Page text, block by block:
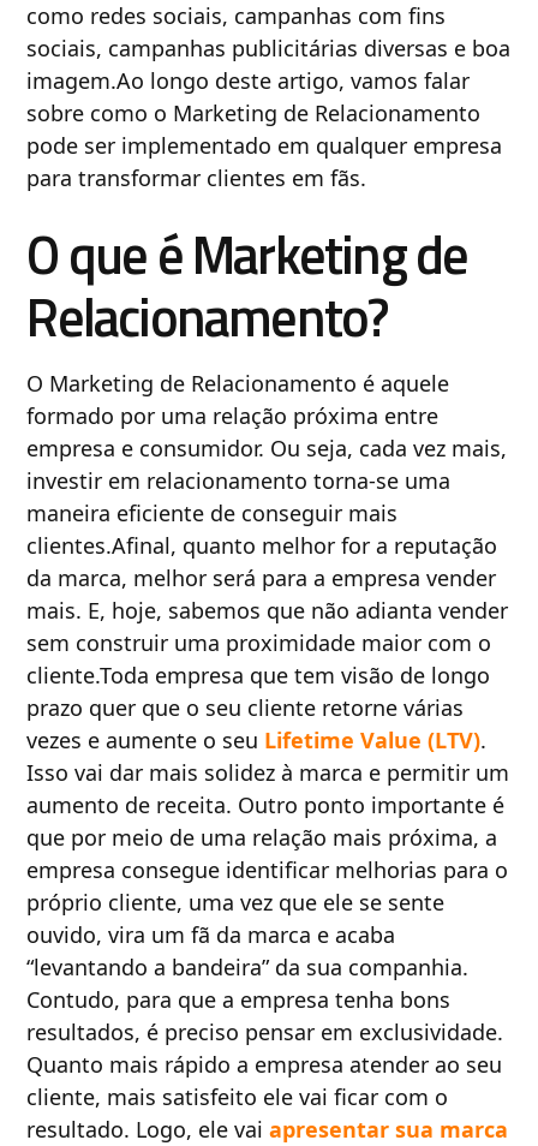
como redes sociais, campanhas com fins
sociais, campanhas publicitárias diversas e boa
imagem.Ao longo deste artigo, vamos falar
sobre como o Marketing de Relacionamento
pode ser implementado em qualquer empresa
para transformar clientes em fãs.
O que é Marketing de
Relacionamento?
O Marketing de Relacionamento é aquele
formado por uma relação próxima entre
empresa e consumidor. Ou seja, cada vez mais,
investir em relacionamento torna-se uma
maneira eficiente de conseguir mais
clientes.Afinal, quanto melhor for a reputação
da marca, melhor será para a empresa vender
mais. E, hoje, sabemos que não adianta vender
sem construir uma proximidade maior com o
cliente.Toda empresa que tem visão de longo
prazo quer que o seu cliente retorne várias
vezes e aumente o seu Lifetime Value (LTV).
Isso vai dar mais solidez à marca e permitir um
aumento de receita. Outro ponto importante é
que por meio de uma relação mais próxima, a
empresa consegue identificar melhorias para o
próprio cliente, uma vez que ele se sente
ouvido, vira um fã da marca e acaba
“levantando a bandeira” da sua companhia.
Contudo, para que a empresa tenha bons
resultados, é preciso pensar em exclusividade.
Quanto mais rápido a empresa atender ao seu
cliente, mais satisfeito ele vai ficar com o
resultado. Logo, ele vaiapresentar sua marca